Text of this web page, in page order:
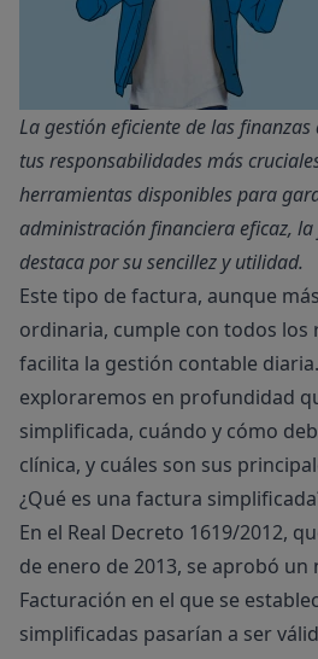
La gestión eficiente de las
tus responsabilidades más
herramientas disponibles para
administración financiera eficaz,
destaca por su sencillez y utilidad.
Este tipo de factura, aunque
ordinaria, cumple con todos los
facilita la gestión contable
exploraremos en profundidad
simplificada, cuándo y cómo
clínica, y cuáles son sus
¿Qué es una factura
En el Real Decreto 1619/2012,
de enero de 2013, se aprobó un
Facturación en el que se
simplificadas pasarían a ser